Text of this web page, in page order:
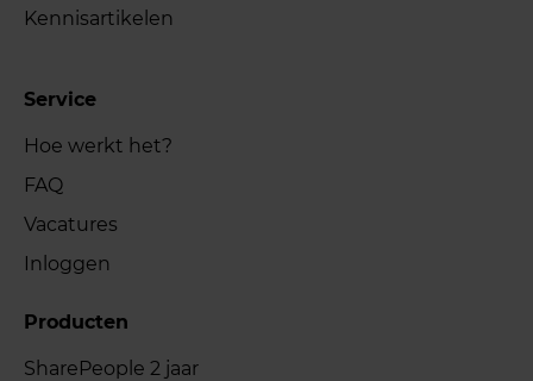
Kennisartikelen
Service
Hoe werkt het?
FAQ
Vacatures
Inloggen
Producten
SharePeople 2 jaar